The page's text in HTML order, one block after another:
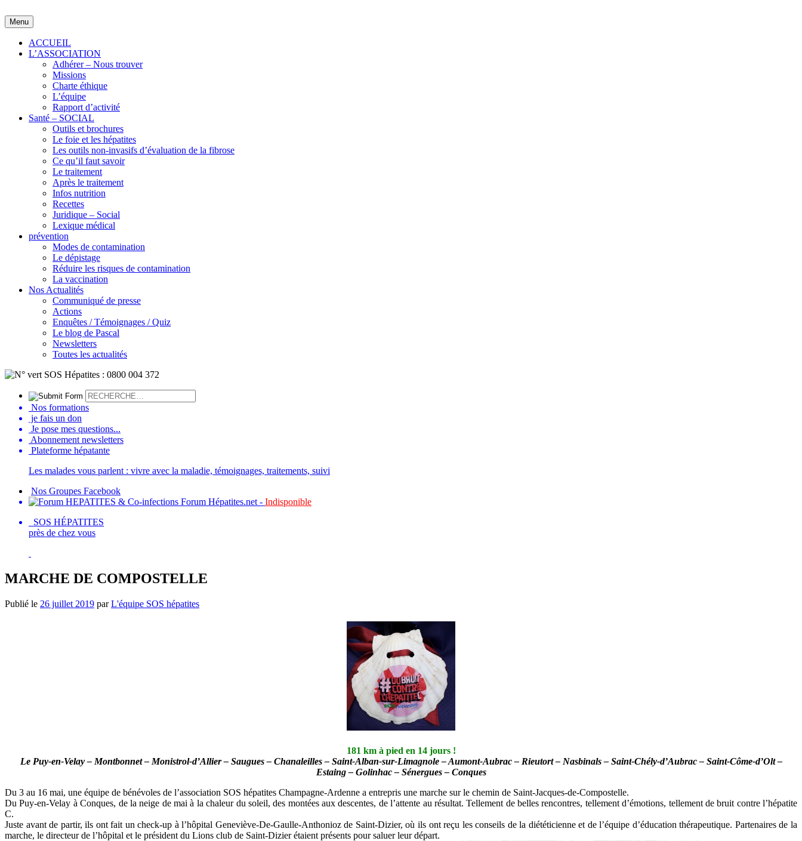
to
content
Menu
ACCUEIL
L’ASSOCIATION
Adhérer – Nous trouver
Missions
Charte éthique
L’équipe
Rapport d’activité
Santé – SOCIAL
Outils et brochures
Le foie et les hépatites
Les outils non-invasifs d’évaluation de la fibrose
Ce qu’il faut savoir
Le traitement
Après le traitement
Infos nutrition
Recettes
Juridique – Social
Lexique médical
prévention
Modes de contamination
Le dépistage
Réduire les risques de contamination
La vaccination
Nos Actualités
Communiqué de presse
Actions
Enquêtes / Témoignages / Quiz
Le blog de Pascal
Newsletters
Toutes les actualités
Nos formations
je fais un don
Je pose mes questions...
Abonnement newsletters
Plateforme hépatante
Les malades vous parlent : vivre avec la maladie, témoignages, traitements, suivi
Nos Groupes Facebook
Forum Hépatites.net - Indisponible
SOS HÉPATITES
près de chez vous
MARCHE DE COMPOSTELLE
Publié le 26 juillet 2019 parL'équipe SOS hépatites
181 km à pied en 14 jours !
Le Puy-en-Velay – Montbonnet – Monistrol-d’Allier – Saugues – Chanaleilles – Saint-Alban-sur-Limagnole – Aumont-Aubrac – Rieutort – Nasbinals – Saint-Chély-d’Aubrac – Saint-Côme-d’Olt –
Estaing – Golinhac – Sénergues – Conques
Du 3 au 16 mai, une équipe de bénévoles de l’association SOS hépatites Champagne-Ardenne a entrepris une marche sur le chemin de Saint-Jacques-de-Compostelle.
Du Puy-en-Velay à Conques, de la neige de mai à la chaleur du soleil, des montées aux descentes, de l’attente au résultat. Tellement de belles rencontres, tellement d’émotions, tellement de bruit contre l’hépatite
C.
Juste avant de partir, ils ont fait un check-up à l’hôpital Geneviève-De-Gaulle-Anthonioz de Saint-Dizier, où ils ont reçu les conseils de la diététicienne et de l’équipe d’éducation thérapeutique. Partenaires de la
marche, le directeur de l’hôpital et le président du Lions club de Saint-Dizier étaient présents pour saluer leur départ.